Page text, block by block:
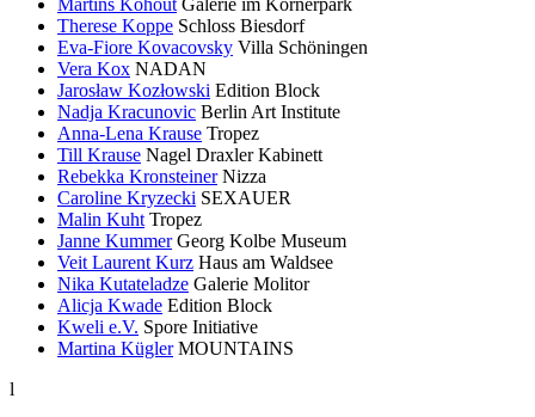
Therese Koppe Schloss Biesdorf
Eva-Fiore Kovacovsky Villa Schöningen
Vera Kox NADAN
Jarosław Kozłowski Edition Block
Nadja Kracunovic Berlin Art Institute
Anna-Lena Krause Tropez
Till Krause Nagel Draxler Kabinett
Rebekka Kronsteiner Nizza
Caroline Kryzecki SEXAUER
Malin Kuht Tropez
Janne Kummer Georg Kolbe Museum
Veit Laurent Kurz Haus am Waldsee
Nika Kutateladze Galerie Molitor
Alicja Kwade Edition Block
Kweli e.V. Spore Initiative
Martina Kügler MOUNTAINS
l